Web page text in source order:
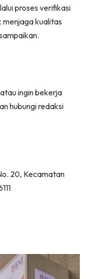
proses verifikasi
menjaga kualitas
ingin bekerja
hubungi redaksi
20, Kecamatan